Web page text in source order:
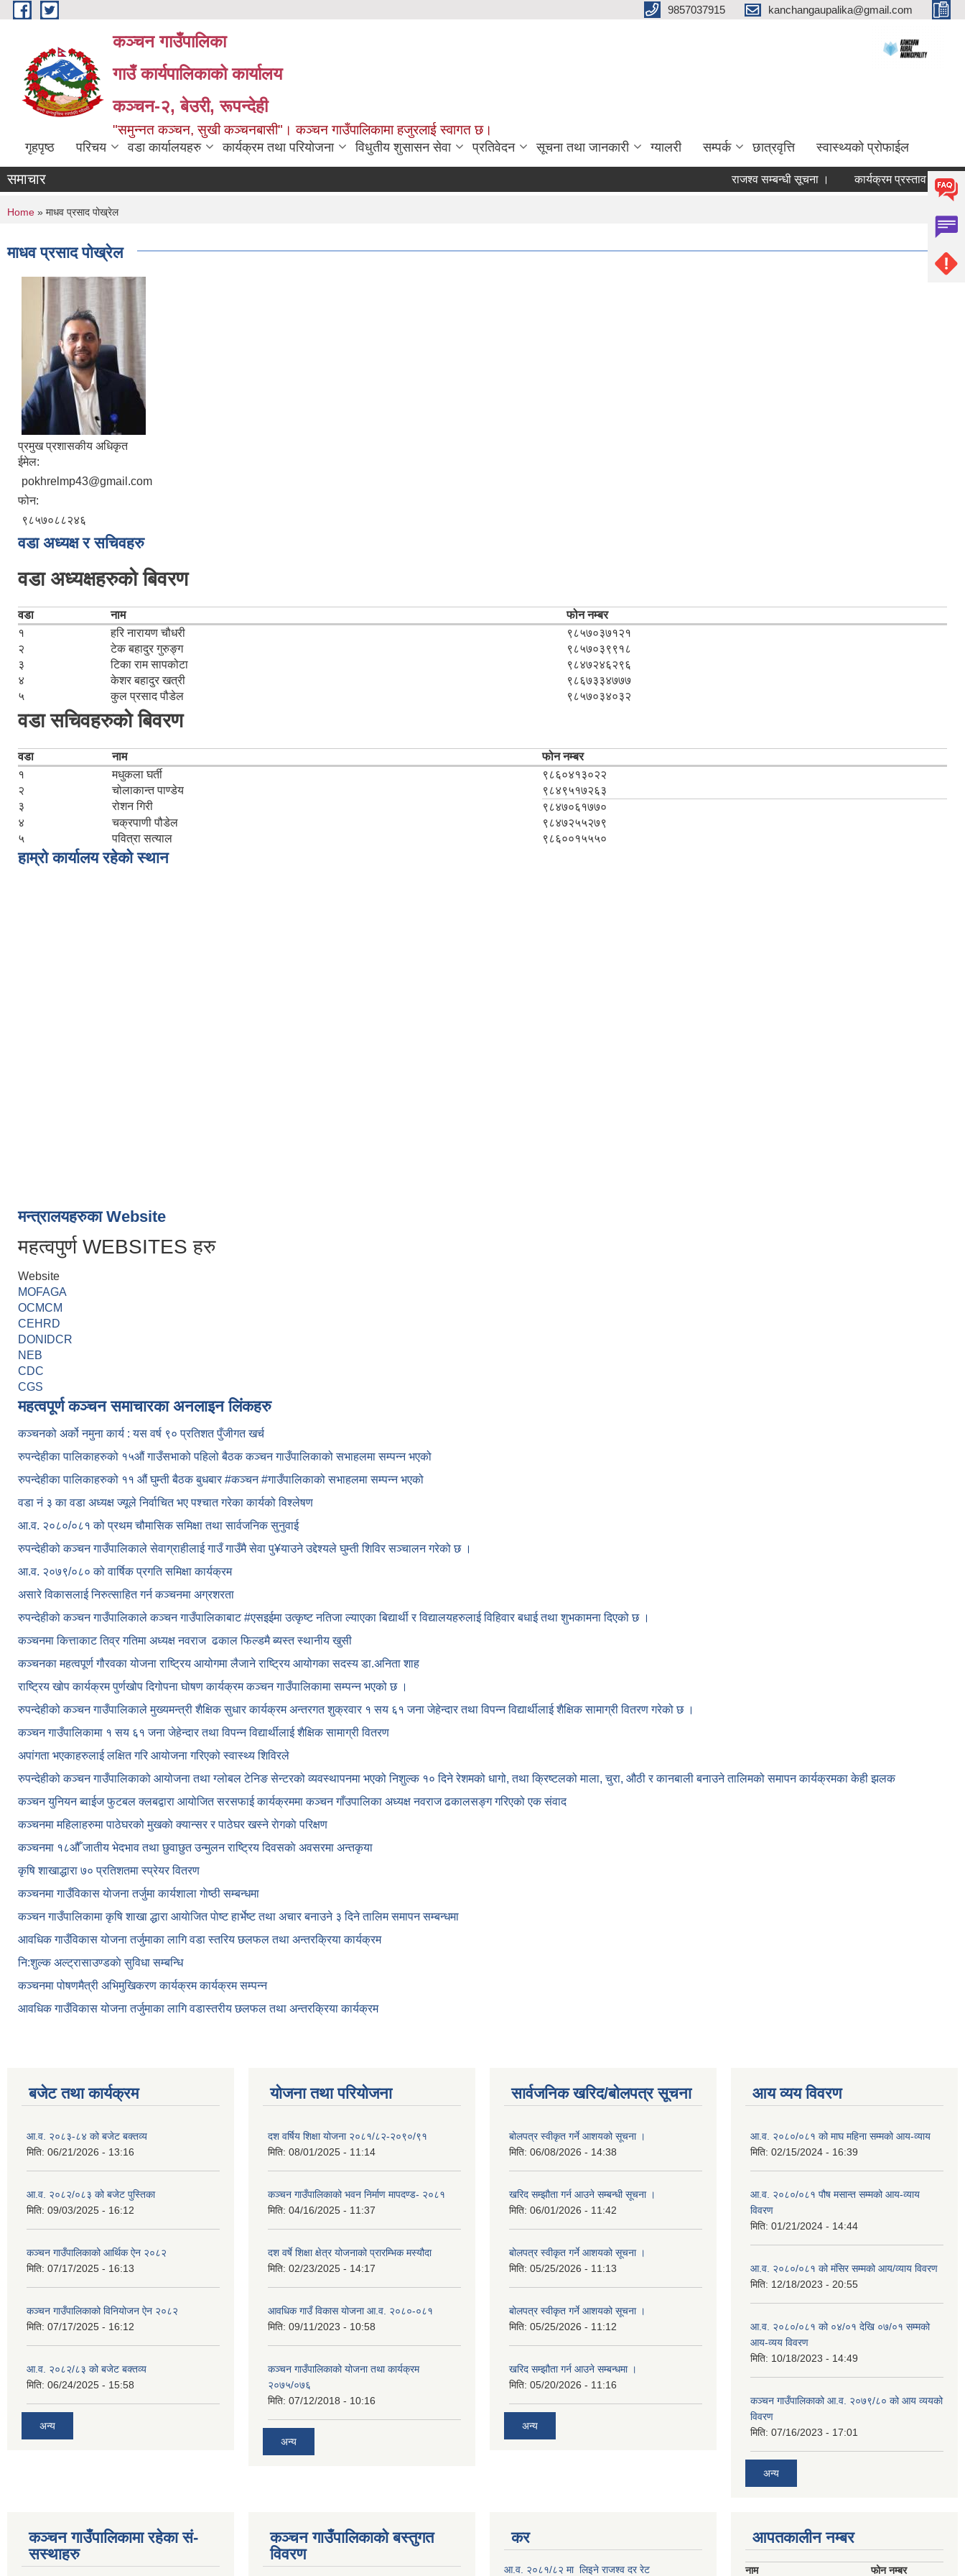
Skip to main content 9857037915 kanchangaupalika@gmail.com
कञ्चन गाउँपालिका
गाउँ कार्यपालिकाको कार्यालय
कञ्‍चन-२, बेउरी, रूपन्देही
"समुन्‍नत कञ्‍चन, सुखी कञ्‍चनबासी"। कञ्चन गाउँपालिकामा हजुरलाई स्वागत छ।
गृहपृष्ठ परिचय वडा कार्यालयहरु कार्यक्रम तथा परियोजना विधुतीय शुसासन सेवा प्रतिवेदन सूचना तथा जानकारी ग्यालरी सम्पर्क छात्रवृत्ति स्वास्थ्यको प्रोफाईल
समाचार राजश्व सम्बन्धी सूचना । कार्यक्रम प्रस्ताव आव्हान
You are here
Home » माधव प्रसाद पोख्रेल
माधव प्रसाद पोख्रेल
प्रमुख प्रशासकीय अधिकृत
ईमेल:
pokhrelmp43@gmail.com
फोन:
९८५७०८८२४६
वडा अध्यक्ष र सचिवहरु
वडा अध्यक्षहरुको बिवरण
वडा नाम
फोन नम्बर
१
हरि नारायण चौधरी
९८५७०३७१२१
२
टेक बहादुर गुरुङ्ग
९८५७०३९९१८
३
टिका राम सापकोटा
९८४७२४६२९६
४
केशर बहादुर खत्री
९८६७३३४७७७
५
कुल प्रसाद पौडेल ९८५७०३४०३२
वडा सचिवहरुको बिवरण
वडा नाम
फोन नम्बर
१
मधुकला घर्ती
९८६०४१३०२२
२
चोलाकान्त पाण्डेय
९८४९५१७२६३
३
रोशन गिरी
९८४७०६१७७०
४
चक्रपाणी पौडेल
९८४७२५५२७९
५
पवित्रा सत्याल ९८६००१५५५०
हाम्रो कार्यालय रहेको स्थान
मन्त्रालयहरुका Website
महत्वपुर्ण WEBSITES हरु
Website
MOFAGA
OCMCM
CEHRD
DONIDCR
NEB
CDC
CGS
महत्वपूर्ण कञ्चन समाचारका अनलाइन लिंकहरु
कञ्चनको अर्को नमुना कार्य : यस वर्ष ९० प्रतिशत पुँजीगत खर्च
रुपन्देहीका पालिकाहरुको १५औं गाउँसभाको पहिलो बैठक कञ्चन गाउँपालिकाको सभाहलमा सम्पन्न भएको
रुपन्देहीका पालिकाहरुको ११ औं घुम्ती बैठक बुधबार #कञ्चन #गाउँपालिकाको सभाहलमा सम्पन्न भएको
वडा नं ३ का वडा अध्यक्ष ज्यूले निर्वाचित भए पश्चात गरेका कार्यको विश्लेषण
आ.व. २०८०/०८१ को प्रथम चौमासिक समिक्षा तथा सार्वजनिक सुनुवाई
रुपन्देहीको कञ्चन गाउँपालिकाले सेवाग्राहीलाई गाउँ गाउँमै सेवा पु¥याउने उद्देश्यले घुम्ती शिविर सञ्चालन गरेको छ ।
आ.व. २०७९/०८० को वार्षिक प्रगति समिक्षा कार्यक्रम
असारे विकासलाई निरुत्साहित गर्न कञ्चनमा अग्रशरता
रुपन्देहीको कञ्चन गाउँपालिकाले कञ्चन गाउँपालिकाबाट#एसइईमा उत्कृष्ट नतिजा ल्याएका बिद्यार्थी र विद्यालयहरुलाई विहिवार बधाई तथा शुभकामना दिएको छ ।
कञ्चनमा कित्ताकाट तिव्र गतिमा अध्यक्ष नवराज ढकाल फिल्डमै ब्यस्त स्थानीय खुसी
कञ्चनका महत्वपूर्ण गौरवका योजना राष्ट्रिय आयोगमा लैजाने राष्ट्रिय आयोगका सदस्य डा.अनिता शाह
राष्ट्रिय खोप कार्यक्रम पुर्णखोप दिगोपना घोषण कार्यक्रम कञ्‍चन गाउँपालिकामा सम्पन्न भएको छ ।
रुपन्देहीको कञ्चन गाउँपालिकाले मुख्यमन्त्री शैक्षिक सुधार कार्यक्रम अन्तरगत शुक्रवार १ सय ६१ जना जेहेन्दार तथा विपन्न विद्यार्थीलाई शैक्षिक सामाग्री वितरण गरेको छ ।
कञ्चन गाउँपालिकामा १ सय ६१ जना जेहेन्दार तथा विपन्न विद्यार्थीलाई शैक्षिक सामाग्री वितरण
अपांगता भएकाहरुलाई लक्षित गरि आयोजना गरिएको स्वास्थ्य शिविरले
रुपन्देहीको कञ्चन गाउँपालिकाको आयोजना तथा ग्लोबल टेनिङ सेन्टरको व्यवस्थापनमा भएको निशुल्क १० दिने रेशमको धागो, तथा क्रिष्टलको माला, चुरा, औठी र कानबाली बनाउने तालिमको समापन कार्यक्रमका केही झलक
कञ्चन युनियन ब्वाईज फुटबल क्लबद्वारा आयोजित सरसफाई कार्यक्रममा कञ्चन गाँउपालिका अध्यक्ष नवराज ढकालसङ्ग गरिएको एक संवाद
कञ्‍चनमा महिलाहरुमा पाठेघरको मुखकाे क्यान्सर र पाठेघर खस्‍ने राेगकाे परिक्षण
कञ्‍चनमा १८औँ जातीय भेदभाव तथा छुवाछुत उन्मुलन राष्ट्रिय दिवसकाे अवसरमा अन्तकृया
कृषि शाखाद्धारा ७० प्रतिशतमा स्प्रेयर वितरण
कञ्‍चनमा गाउँविकास याेजना तर्जुमा कार्यशाला गाेष्ठी सम्बन्धमा
कञ्‍चन गाउँपालिकामा कृषि शाखा द्धारा आयाेजित पाेष्ट हार्भेष्ट तथा अचार बनाउने ३ दिने तालिम समापन सम्बन्‍धमा
आवधिक गाउँविकास योजना तर्जुमाका लागि वडा स्तरिय छलफल तथा अन्तरक्रिया कार्यक्रम
नि:शुल्क अल्ट्रासाउण्डकाे सुविधा सम्बन्धि
कञ्चनमा पोषणमैत्री अभिमुखिकरण कार्यक्रम कार्यक्रम सम्पन्न
आवधिक गाउँविकास योजना तर्जुमाका लागि वडास्तरीय छलफल तथा अन्तरक्रिया कार्यक्रम
बजेट तथा कार्यक्रम
आ.व. २०८३-८४ को बजेट बक्तव्य
मिति: 06/21/2026 - 13:16
आ.व. २०८२/०८३ को बजेट पुस्तिका
मिति: 09/03/2025 - 16:12
कञ्‍चन गाउँपालिकाको आर्थिक ऐन २०८२
मिति: 07/17/2025 - 16:13
कञ्‍चन गाउँपालिकाको विनियोजन ऐन २०८२
मिति: 07/17/2025 - 16:12
आ.व. २०८२/८३ को बजेट बक्तव्य
मिति: 06/24/2025 - 15:58
अन्य
योजना तथा परियोजना
दश वर्षिय शिक्षा योजना २०८१/८२-२०९०/९१
मिति: 08/01/2025 - 11:14
कञ्‍चन गाउँपालिकाको भवन निर्माण मापदण्ड- २०८१
मिति: 04/16/2025 - 11:37
दश वर्षे शिक्षा क्षेत्र योजनाको प्रारम्भिक मस्यौदा
मिति: 02/23/2025 - 14:17
आवधिक गाउँ विकास योजना आ.व. २०८०-०८१
मिति: 09/11/2023 - 10:58
कञ्चन गाउँपालिकाको योजना तथा कार्यक्रम
२०७५/०७६
मिति: 07/12/2018 - 10:16
अन्य
सार्वजनिक खरिद/बोलपत्र सूचना
बोलपत्र स्वीकृत गर्ने आशयको सूचना ।
मिति: 06/08/2026 - 14:38
खरिद सम्झौता गर्न आउने सम्बन्धी सूचना ।
मिति: 06/01/2026 - 11:42
बोलपत्र स्वीकृत गर्ने आशयको सूचना ।
मिति: 05/25/2026 - 11:13
बोलपत्र स्वीकृत गर्ने आशयको सूचना ।
मिति: 05/25/2026 - 11:12
खरिद सम्झौता गर्न आउने सम्बन्धमा ।
मिति: 05/20/2026 - 11:16
अन्य
आय व्यय विवरण
आ.व. २०८०/०८१ को माघ महिना सम्मको आय-व्याय
मिति: 02/15/2024 - 16:39
आ.व. २०८०/०८१ पौष मसान्त सम्मको आय-व्याय
विवरण
मिति: 01/21/2024 - 14:44
आ.व. २०८०/०८१ को मंसिर सम्मको आय/व्याय विवरण
मिति: 12/18/2023 - 20:55
आ.व. २०८०/०८१ को ०४/०१ देखि ०७/०१ सम्मको
आय-व्यय विवरण
मिति: 10/18/2023 - 14:49
कञ्‍चन गाउँपालिकाको आ.व. २०७९/८० को आय व्ययको
विवरण
मिति: 07/16/2023 - 17:01
अन्य
कञ्चन गाउँपालिकामा रहेका सं-
सस्थाहरु
कञ्चन गाउँपालिकाकाे बस्तुगत
विवरण
कर
आ.व. २०८१/८२ मा लिइने राजश्व दर रेट
आपतकालीन नम्बर
नाम फोन नम्बर